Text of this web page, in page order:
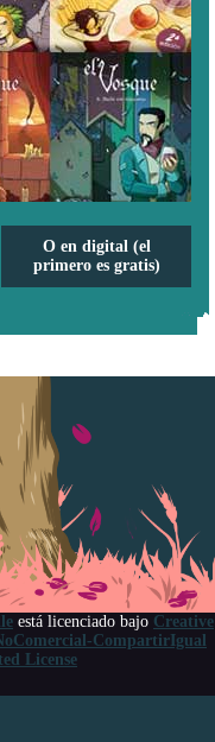
O en digital (el
primero es gratis)
está licenciado bajo Creative
CompartirIgual
License